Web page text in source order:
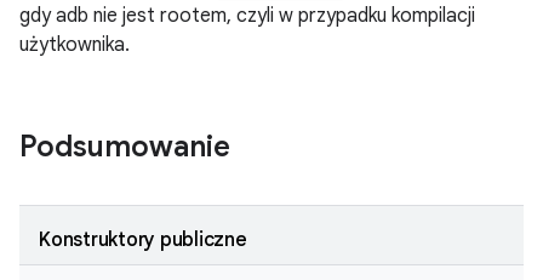
gdy adb nie jest rootem, czyli w przypadku kompilacji
użytkownika.
Podsumowanie
Konstruktory publiczne